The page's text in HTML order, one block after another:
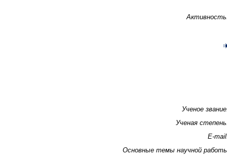
Ученое
Ученая
E-
Основные темы научной